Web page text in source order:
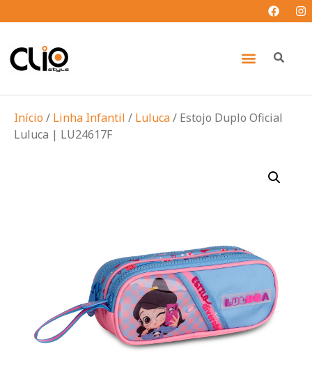
Início / Linha Infantil / Luluca/ Estojo Duplo Oficial
Luluca | LU24617F